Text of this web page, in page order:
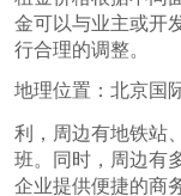
金可以与业主或开
行合理的调整。
地理位置：北京国
利，周边有地铁站
班。同时，周边有
企业提供便捷的商